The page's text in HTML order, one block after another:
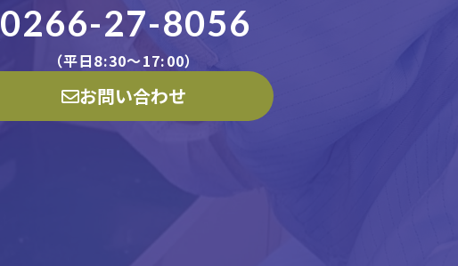
0266-27-8056
（平日8:30〜17:00）
お問い合わせ